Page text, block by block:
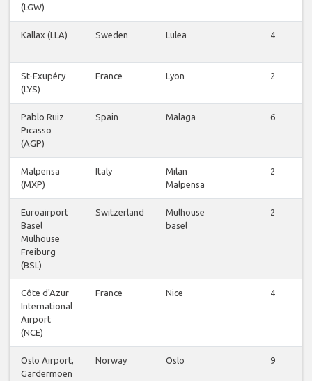
(LGW)
Kallax (LLA) Sweden Lulea 4
St-Exupéry
(LYS)
France Lyon 2
Pablo Ruiz
Picasso
(AGP)
Spain Malaga 6
Malpensa
(MXP)
Italy
Milan
Malpensa
2
Euroairport
Basel
Mulhouse
Freiburg
(BSL)
Switzerland
Mulhouse
basel
2
Côte d'Azur
International
Airport
(NCE)
France Nice 4
Oslo Airport,
Gardermoen
Norway Oslo 9